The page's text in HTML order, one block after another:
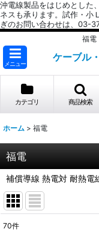
沖電線製品をはじめとした
ネスも承ります。試作・小
ぎのお問い合わせは、03-
福電
メニュー
ケーブル
カテゴリ 商品検索
ホーム > 福電
福電
補償導線 熱電対 耐熱電
サブカテゴリ
70件